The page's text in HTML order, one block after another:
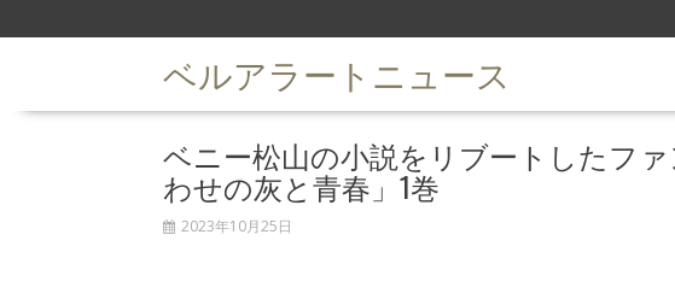
k
ベルアラートニュース
ベニー松山の小説をリブートしたフ
わせの灰と青春」1巻
2023年10月25日